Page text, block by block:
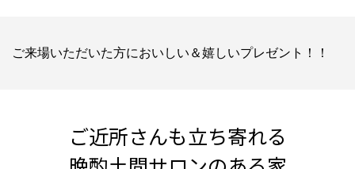
ご来場いただいた方においしい＆嬉しいプレゼント！！
ご近所さんも立ち寄れる